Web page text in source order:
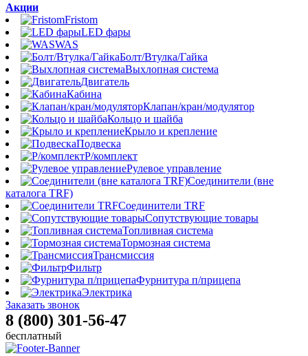
Акции
Fristom
LED фары
WAS
Болт/Втулка/Гайка
Выхлопная система
Двигатель
Кабина
Клапан/кран/модулятор
Кольцо и шайба
Крыло и крепление
Подвеска
Р/комплект
Рулевое управление
Соединители (вне
каталога TRF)
Соединители TRF
Сопутствующие товары
Топливная система
Тормозная система
Трансмиссия
Фильтр
Фурнитура п/прицепа
Электрика
Заказать звонок
8 (800) 301-56-47
бесплатный